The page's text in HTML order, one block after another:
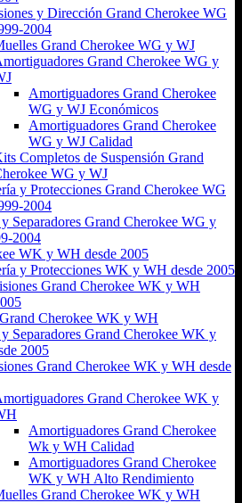
y Dirección Grand Cherokee WG
2004
Grand Cherokee WG y WJ
Grand Cherokee WG y
Amortiguadores Grand Cherokee
WG y WJ Económicos
Amortiguadores Grand Cherokee
WG y WJ Calidad
Completos de Suspensión Grand
WG y WJ
y Protecciones Grand Cherokee WG
2004
Separadores Grand Cherokee WG y
2004
WK y WH desde 2005
y Protecciones WK y WH desde 2005
Grand Cherokee WK y WH
Cherokee WK y WH
Separadores Grand Cherokee WK y
2005
Grand Cherokee WK y WH desde
Grand Cherokee WK y
Amortiguadores Grand Cherokee
Wk y WH Calidad
Amortiguadores Grand Cherokee
WK y WH Alto Rendimiento
Grand Cherokee WK y WH